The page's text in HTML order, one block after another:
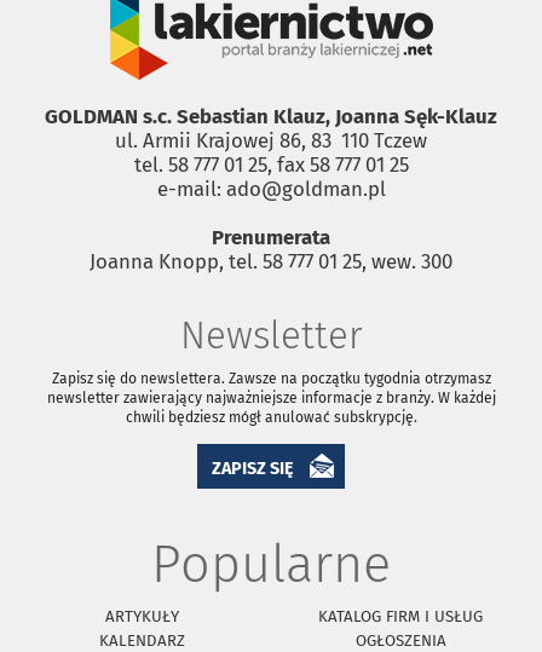
GOLDMAN s.c. Sebastian Klauz, Joanna Sęk-Klauz
ul. Armii Krajowej 86, 83 ­ 110 Tczew
tel. 58 777 01 25, fax 58 777 01 25
e-mail: ado@goldman.pl
Prenumerata
Joanna Knopp, tel. 58 777 01 25, wew. 300
Newsletter
Zapisz się do newslettera. Zawsze na początku tygodnia otrzymasz
newsletter zawierający najważniejsze informacje z branży. W każdej
chwili będziesz mógł anulować subskrypcję.
ZAPISZ SIĘ
Popularne
ARTYKUŁY
KATALOG FIRM I USŁUG
KALENDARZ
OGŁOSZENIA